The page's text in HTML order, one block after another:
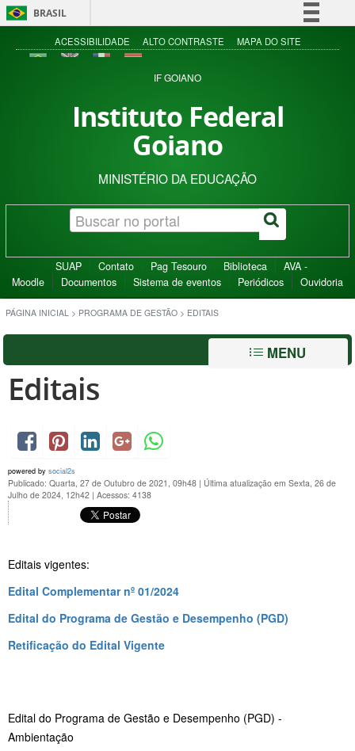
BRASIL
Simplifique!
Acesso à informação
ACESSIBILIDADE ALTO CONTRASTE MAPA DO SITE
IF GOIANO
Instituto Federal
Goiano
MINISTÉRIO DA EDUCAÇÃO
SUAP Contato Pag Tesouro Biblioteca
AVA -
Moodle
Documentos Sistema de eventos Periódicos Ouvidoria
PÁGINA INICIAL > PROGRAMA DE GESTÃO > EDITAIS
MENU
Editais
powered by social2s
Publicado: Quarta, 27 de Outubro de 2021, 09h48 | Última atualização em Sexta, 26 de
Julho de 2024, 12h42 | Acessos: 4138
Editais vigentes:
Edital Complementar nº 01/2024
Edital do Programa de Gestão e Desempenho (PGD)
Retificação do Edital Vigente
Edital do Programa de Gestão e Desempenho (PGD) -
Ambientação